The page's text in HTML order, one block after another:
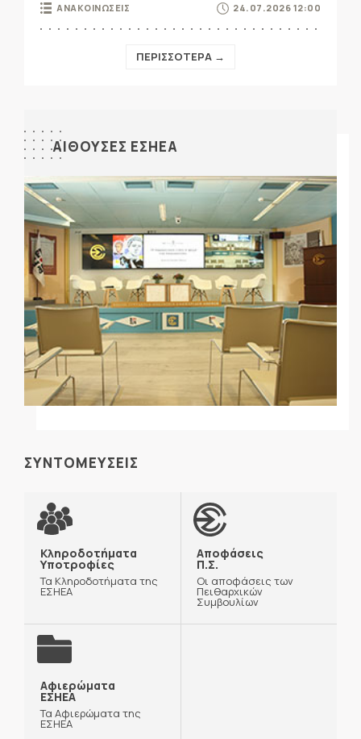
ΑΝΑΚΟΙΝΩΣΕΙΣ 24.07.2026 12:00
ΠΕΡΙΣΣΟΤΕΡΑ →
ΑΙΘΟΥΣΕΣ ΕΣΗΕΑ
ΣΥΝΤΟΜΕΥΣΕΙΣ
Κληροδοτήματα
Υποτροφίες
Τα Κληροδοτήματα της
ΕΣΗΕΑ
Αποφάσεις
Π.Σ.
Οι αποφάσεις των
Πειθαρχικών
Συμβουλίων
Αφιερώματα
ΕΣΗΕΑ
Τα Αφιερώματα της
ΕΣΗΕΑ